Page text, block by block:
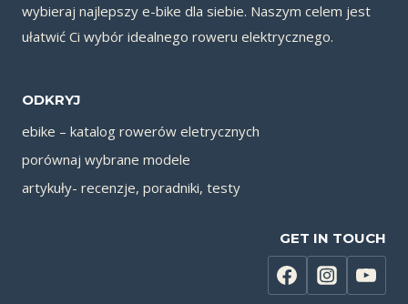
wybieraj najlepszy e-bike dla siebie. Naszym celem jest
ułatwić Ci wybór idealnego roweru elektrycznego.
ODKRYJ
ebike – katalog rowerów eletrycznych
porównaj wybrane modele
artykuły- recenzje, poradniki, testy
GET IN TOUCH